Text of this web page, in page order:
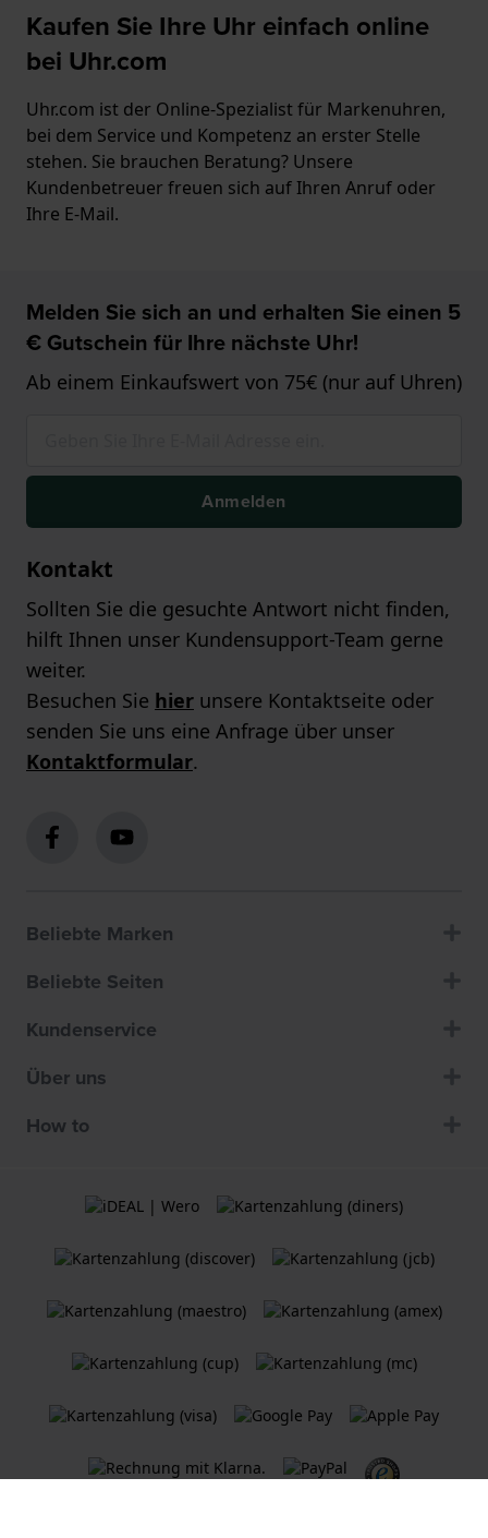
Kaufen Sie Ihre Uhr einfach online
bei Uhr.com
Uhr.com ist der Online-Spezialist für Markenuhren,
bei dem Service und Kompetenz an erster Stelle
stehen. Sie brauchen Beratung? Unsere
Kundenbetreuer freuen sich auf Ihren Anruf oder
Ihre E-Mail.
Melden Sie sich an und erhalten Sie einen 5
€ Gutschein für Ihre nächste Uhr!
Ab einem Einkaufswert von 75€ (nur auf Uhren)
Anmelden
Kontakt
Sollten Sie die gesuchte Antwort nicht finden,
hilft Ihnen unser Kundensupport-Team gerne
weiter.
Besuchen Sie hier unsere Kontaktseite oder
senden Sie uns eine Anfrage über unser
Kontaktformular.
Beliebte Marken
Beliebte Seiten
Kundenservice
Über uns
How to